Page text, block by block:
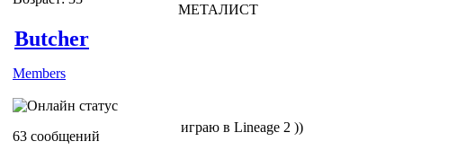
МЕТАЛИСТ
Butcher
Members
63 сообщений
играю в Lineage 2 ))